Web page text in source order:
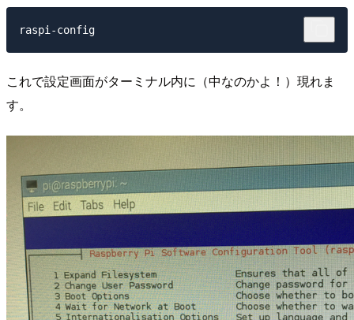
これで設定画面がターミナル内に（中なのかよ！）現れま
す。